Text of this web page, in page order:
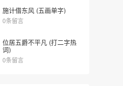
施计借东风 (五画单字)
0条留言
位居五爵不平凡 (打二字热
词)
0条留言